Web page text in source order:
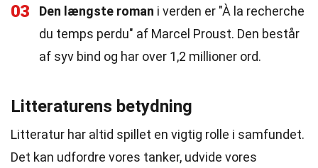
03 Den længste roman i verden er "À la recherche
du temps perdu" af Marcel Proust. Den består
af syv bind og har over 1,2 millioner ord.
Litteraturens betydning
Litteratur har altid spillet en vigtig rolle i samfundet.
Det kan udfordre vores tanker, udvide vores